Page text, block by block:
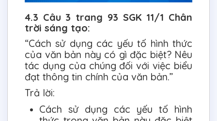
4.3 Câu 3 trang 93 SGK 11/1 Chân
trời sáng tạo:
“Cách sử dụng các yếu tố hình thức
của văn bản này có gì đặc biệt? Nêu
tác dụng của chúng đối với việc biểu
đạt thông tin chính của văn bản.”
Trả lời:
Cách sử dụng các yếu tố hình